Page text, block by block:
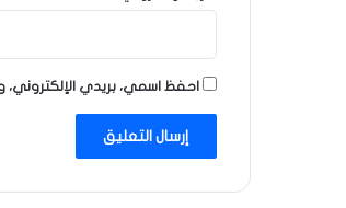
احفظ اسمي، بريدي